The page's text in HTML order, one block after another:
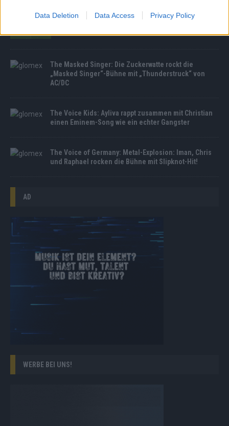
Data Deletion Data Access Privacy Policy
UEFA EURO 2024: Telekom bringt alle Tore auf
The Masked Singer: Die Zuckerwatte rockt die
„Masked Singer“-Bühne mit „Thunderstruck“ von
AC/DC
The Voice Kids: Ayliva rappt zusammen mit Christian
einen Eminem-Song wie ein echter Gangster
The Voice of Germany: Metal-Explosion: Iman, Chris
und Raphael rocken die Bühne mit Slipknot-Hit!
AD
WERBE BEI UNS!